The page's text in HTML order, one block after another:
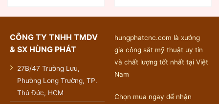
CÔNG TY TNHH TMDV
& SX HÙNG PHÁT
27B/47 Trường Lưu,
Phường Long Trường, TP.
Thủ Đức, HCM
hungphatcnc.com là xưởng
gia công sắt mỹ thuật uy tín
và chất lượng tốt nhất tại Việt
Nam
Chọn mua ngay để nhận